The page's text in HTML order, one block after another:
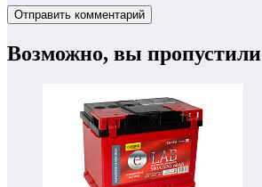
Возможно, вы пропустили